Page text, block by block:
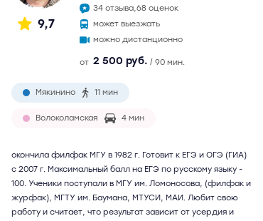
9,7
34 отзыва,68 оценок
может выезжать
можно дистанционно
от 2 500 руб. / 90 мин.
Мякинино 11 мин
Волоколамская 4 мин
окончила филфак МГУ в 1982 г. Готовит к ЕГЭ и ОГЭ (ГИА)
с 2007 г. Максимальный балл на ЕГЭ по русскому языку -
100. Ученики поступали в МГУ им. Ломоносова, (филфак и
журфак), МГТУ им. Баумана, МТУСИ, МАИ. Любит свою
работу и считает, что результат зависит от усердия и